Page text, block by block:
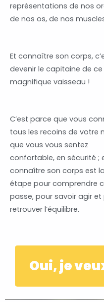
représentations de nos
de nos os, de nos
Et connaître son corps,
devenir le capitaine de ce
magnifique vaisseau !
C’est parce que vous
tous les recoins de votre
que vous vous sentez
confortable, en sécurité ;
connaître son corps est la
étape pour comprendre
passe, pour savoir agir et
retrouver l’équilibre.
Oui, je